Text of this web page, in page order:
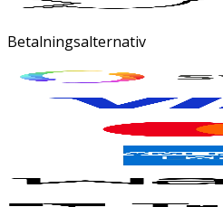
Betalningsalternativ